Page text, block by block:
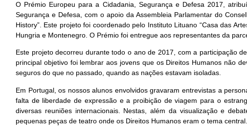
O Prémio Europeu para a Cidadania, Segurança e Defesa 2017,
Segurança e Defesa, com o apoio da Assembleia Parlamentar do
History”. Este projeto foi coordenado pelo Instituto Lituano “Casa das
Hungria e Montenegro. O Prémio foi entregue aos representantes da
Este projeto decorreu durante todo o ano de 2017, com a participação
principal objetivo foi lembrar aos jovens que os Direitos Humanos não
seguros do que no passado, quando as nações estavam isoladas.
Em Portugal, os nossos alunos envolvidos gravaram entrevistas a
falta de liberdade de expressão e a proibição de viagem para o
diversas reuniões internacionais. Nestas, além da visualização e
pequenas peças de teatro onde os Direitos Humanos eram o tema central.